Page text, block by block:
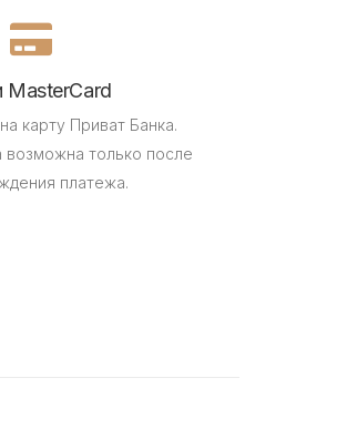
MasterCard
карту Приват Банка.
возможна только после
платежа.